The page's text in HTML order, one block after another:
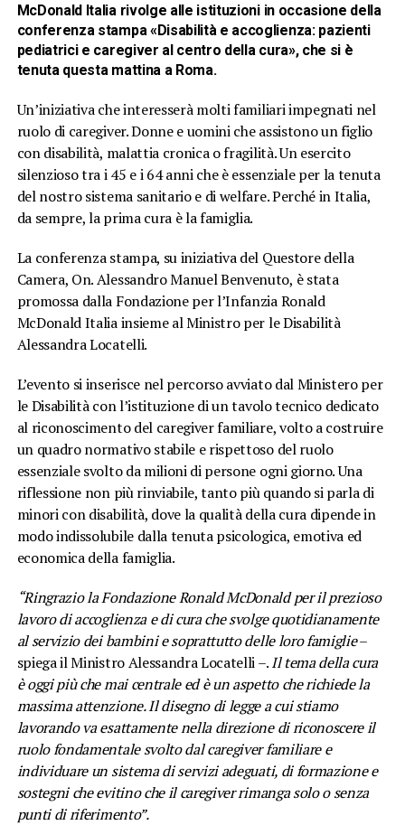
McDonald Italia rivolge alle istituzioni in occasione della
conferenza stampa «Disabilità e accoglienza: pazienti
pediatrici e caregiver al centro della cura», che si è
tenuta questa mattina a Roma.
Un’iniziativa che interesserà molti familiari impegnati nel
ruolo di caregiver. Donne e uomini che assistono un figlio
con disabilità, malattia cronica o fragilità. Un esercito
silenzioso tra i 45 e i 64 anni che è essenziale per la tenuta
del nostro sistema sanitario e di welfare. Perché in Italia,
da sempre, la prima cura è la famiglia.
La conferenza stampa, su iniziativa del Questore della
Camera, On. Alessandro Manuel Benvenuto, è stata
promossa dalla Fondazione per l’Infanzia Ronald
McDonald Italia insieme al Ministro per le Disabilità
Alessandra Locatelli.
L’evento si inserisce nel percorso avviato dal Ministero per
le Disabilità con l’istituzione di un tavolo tecnico dedicato
al riconoscimento del caregiver familiare, volto a costruire
un quadro normativo stabile e rispettoso del ruolo
essenziale svolto da milioni di persone ogni giorno. Una
riflessione non più rinviabile, tanto più quando si parla di
minori con disabilità, dove la qualità della cura dipende in
modo indissolubile dalla tenuta psicologica, emotiva ed
economica della famiglia.
“Ringrazio la Fondazione Ronald McDonald per il prezioso
lavoro di accoglienza e di cura che svolge quotidianamente
al servizio dei bambini e soprattutto delle loro famiglie–
spiega il Ministro Alessandra Locatelli –.Il tema della cura
è oggi più che mai centrale ed è un aspetto che richiede la
massima attenzione. Il disegno di legge a cui stiamo
lavorando va esattamente nella direzione di riconoscere il
ruolo fondamentale svolto dal caregiver familiare e
individuare un sistema di servizi adeguati, di formazione e
sostegni che evitino che il caregiver rimanga solo o senza
punti di riferimento”.